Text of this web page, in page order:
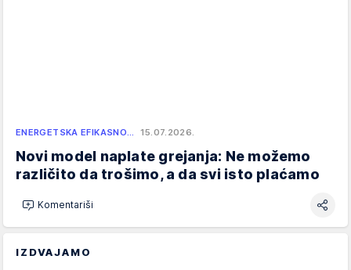
ENERGETSKA EFIKASNO… 15.07.2026.
Novi model naplate grejanja: Ne možemo
različito da trošimo, a da svi isto plaćamo
Komentariši
IZDVAJAMO